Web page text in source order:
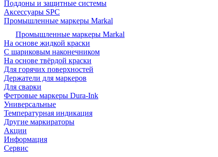
Поддоны и защитные системы
Аксессуары SPC
Промышленные маркеры Markal
Промышленные маркеры Markal
На основе жидкой краски
С шариковым наконечником
На основе твёрдой краски
Для горячих поверхностей
Держатели для маркеров
Для сварки
Фетровые маркеры Dura-Ink
Универсальные
Температурная индикация
Другие маркираторы
Акции
Информация
Сервис